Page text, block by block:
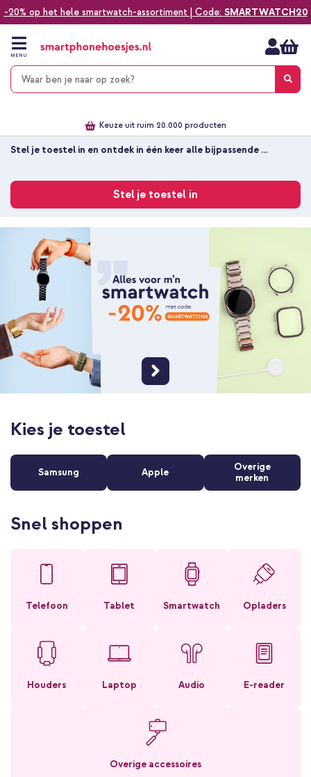
-20% op het hele smartwatch-assortiment | Code: SMARTWATCH20
naar
inhoud
MENU
Alles voor jouw telefoon, tablet, smartwatch of laptop
We've got you covered!
Stel je toestel in en ontdek in één keer alle bijpassende
Stel je toestel in
Kies je toestel
Samsung Apple
Overige
merken
Snel shoppen
Telefoon Tablet Smartwatch Opladers
Houders Laptop Audio E-reader
Overige accessoires